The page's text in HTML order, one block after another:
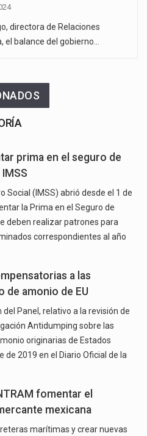
directora de Relaciones
el balance del gobierno…
prima en el seguro de
Social (IMSS) abrió desde el 1 de
la Prima en el Seguro de
deben realizar patrones para
correspondientes al año
a las
de amonio de EU
Panel, relativo a la revisión de
Antidumping sobre las
originarias de Estados
de 2019 en el Diario Oficial de la
fomentar el
mexicana
marítimas y crear nuevas